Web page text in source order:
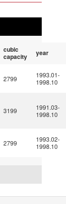
cubic
capacity
year
2799
1993.01-
1998.10
3199
1991.03-
1998.10
2799
1993.02-
1998.10